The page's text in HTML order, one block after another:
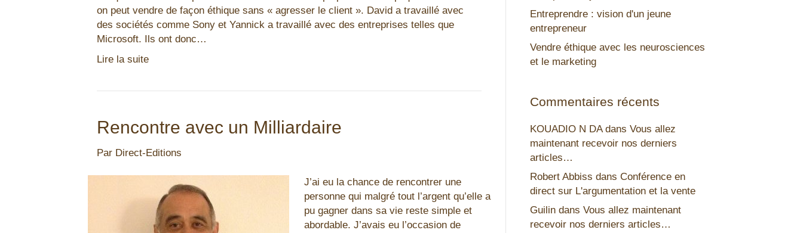
on peut vendre de façon éthique sans « agresser le client ». David a travaillé avec
des sociétés comme Sony et Yannick a travaillé avec des entreprises telles que
Microsoft. Ils ont donc…
Lire la suite
Rencontre avec un Milliardaire
Par Direct-Editions
J’ai eu la chance de rencontrer une
personne qui malgré tout l’argent qu’elle a
pu gagner dans sa vie reste simple et
abordable. J’avais eu l’occasion de
Entreprendre : vision d'un jeune
entrepreneur
Vendre éthique avec les neurosciences
et le marketing
Commentaires récents
KOUADIO N DAdans Vous allez
maintenant recevoir nos derniers
articles…
Robert Abbiss dans Conférence en
direct sur L'argumentation et la vente
Guilin dans Vous allez maintenant
recevoir nos derniers articles…